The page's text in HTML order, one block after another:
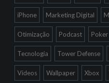
iPhone Marketing Digital
Otimização Podcast Poker
Tecnologia Tower Defense
Vídeos Wallpaper Xbox